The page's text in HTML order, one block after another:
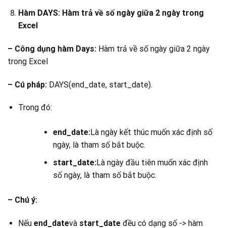
Hàm DAYS: Hàm trả về số ngày giữa 2 ngày trong
Excel
– Công dụng hàm Days: Hàm trả về số ngày giữa 2 ngày
trong Excel
– Cú pháp: DAYS(end_date, start_date).
Trong đó:
end_date:Là ngày kết thúc muốn xác định số
ngày, là tham số bắt buộc.
start_date:Là ngày đầu tiên muốn xác định
số ngày, là tham số bắt buộc.
– Chú ý:
Nếu end_datevà start_dateđều có dạng số -> hàm